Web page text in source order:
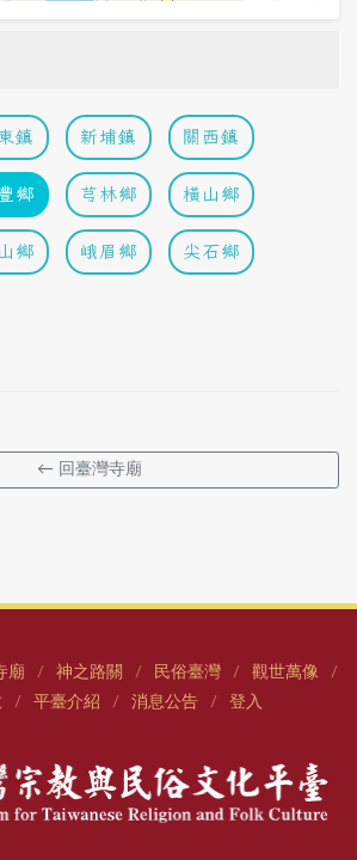
鎮 新埔鎮 關西鎮
鄉 芎林鄉 橫山鄉
鄉 峨眉鄉 尖石鄉
← 回臺灣寺廟
廟 / 神之路關 / 民俗臺灣 / 觀世萬像 /
/ 平臺介紹 / 消息公告 / 登入